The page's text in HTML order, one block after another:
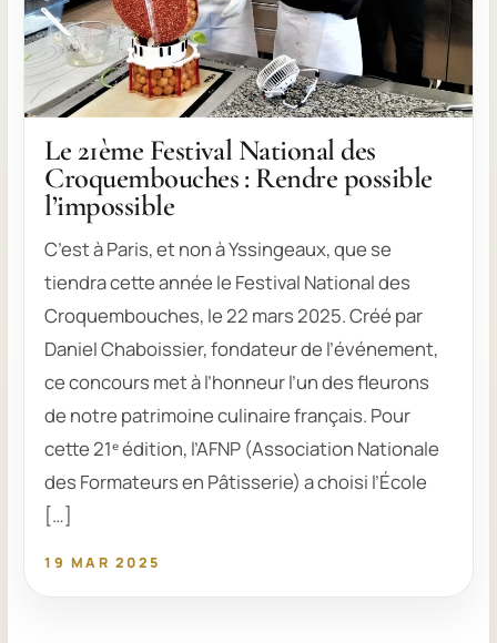
Le 21ème Festival National des
Croquembouches : Rendre possible
l’impossible
C’est à Paris, et non à Yssingeaux, que se
tiendra cette année le Festival National des
Croquembouches, le 22 mars 2025. Créé par
Daniel Chaboissier, fondateur de l’événement,
ce concours met à l’honneur l’un des fleurons
de notre patrimoine culinaire français. Pour
cette 21ᵉ édition, l’AFNP (Association Nationale
des Formateurs en Pâtisserie) a choisi l’École
[…]
19 MAR 2025